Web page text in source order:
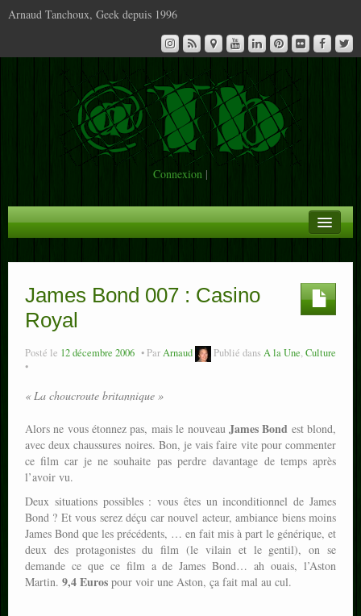
Arnaud Tanchoux, Geek depuis 1996
Connexion |
Infos
Contact
James Bond 007 : Casino
Royal
Posté le 12 décembre 2006 ParArnaud Publié dansA la Une,Culture
« La choucroute britannique »
Alors ne vous étonnez pas, mais le nouveau James Bond est blond,
avec deux chaussures noires. Bon, je vais faire vite pour commenter
ce film car je ne souhaite pas perdre davantage de temps après
l’avoir vu.
Deux situations possibles : vous êtes un inconditionnel de James
Bond ? Et vous serez déçu car nouvel acteur, ambiance biens moins
James Bond que les précédents, … en fait mis à part le générique, et
deux des protagonistes du film (le vilain et le gentil), on se
demande ce que ce film a de James Bond… ah ouais, l’Aston
Martin. 9,4 Euros pour voir une Aston, ça fait mal au cul.